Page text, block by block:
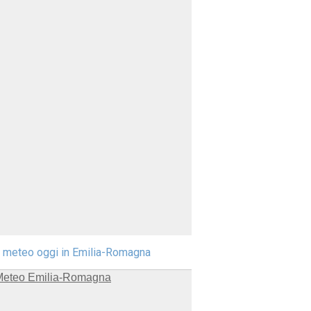
meteo oggi in Emilia-Romagna